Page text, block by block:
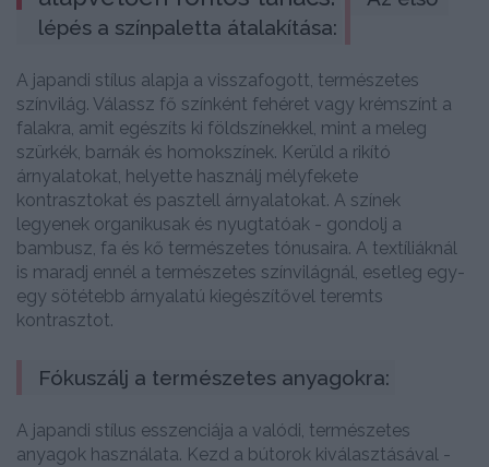
lépés a színpaletta átalakítása:
A japandi stílus alapja a visszafogott, természetes
színvilág. Válassz fő színként fehéret vagy krémszínt a
falakra, amit egészíts ki földszínekkel, mint a meleg
szürkék, barnák és homokszínek. Kerüld a rikító
árnyalatokat, helyette használj mélyfekete
kontrasztokat és pasztell árnyalatokat. A színek
legyenek organikusak és nyugtatóak - gondolj a
bambusz, fa és kő természetes tónusaira. A textíliáknál
is maradj ennél a természetes színvilágnál, esetleg egy-
egy sötétebb árnyalatú kiegészítővel teremts
kontrasztot.
Fókuszálj a természetes anyagokra:
A japandi stílus esszenciája a valódi, természetes
anyagok használata. Kezd a bútorok kiválasztásával -